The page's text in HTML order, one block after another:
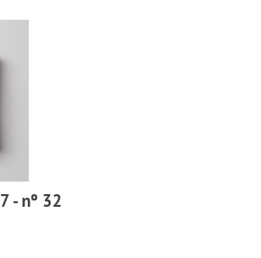
- nº 32